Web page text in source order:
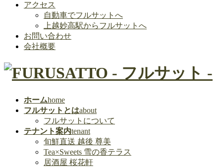
アクセス
自動車でフルサットへ
上越妙高駅からフルサットへ
お問い合わせ
会社概要
ホームhome
フルサットとはabout
フルサットについて
テナント案内tenant
旬鮮直送 越後 尊美
Tea×Sweets 雪の香テラス
居酒屋 桜花軒